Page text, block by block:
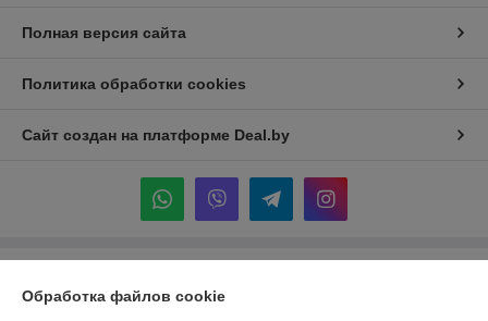
Полная версия сайта
Политика обработки cookies
Сайт создан на платформе Deal.by
Обработка файлов cookie